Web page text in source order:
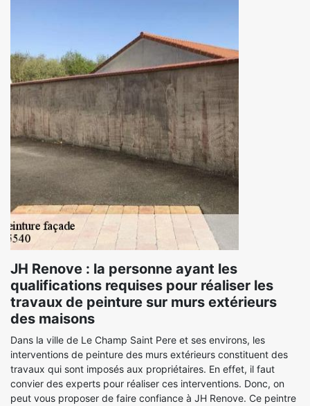
JH Renove : la personne ayant les
qualifications requises pour réaliser les
travaux de peinture sur murs extérieurs
des maisons
Dans la ville de Le Champ Saint Pere et ses environs, les
interventions de peinture des murs extérieurs constituent des
travaux qui sont imposés aux propriétaires. En effet, il faut
convier des experts pour réaliser ces interventions. Donc, on
peut vous proposer de faire confiance à JH Renove. Ce peintre